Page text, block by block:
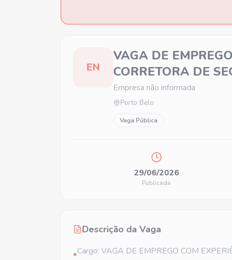
EN
VAGA DE
CORRETORA DE
Empresa não informada
Porto Belo
Vaga Pública
29/06/2026
Publicada
Descrição da Vaga
•Cargo: VAGA DE EMPREGO COM